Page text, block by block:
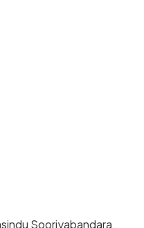
Sooriyabandara,